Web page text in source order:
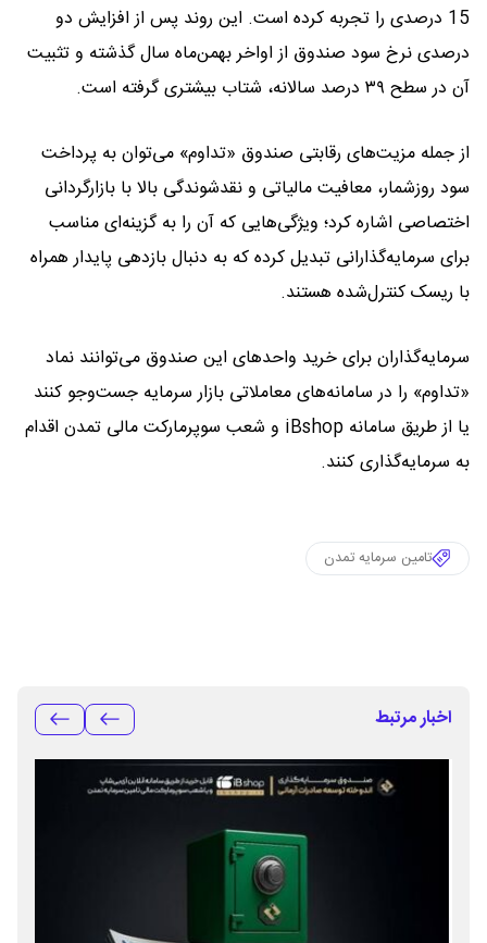
15 درصدی را تجربه کرده است. این روند پس از افزایش دو
درصدی نرخ سود صندوق از اواخر بهمن‌ماه سال گذشته و تثبیت
آن در سطح ۳۹ درصد سالانه، شتاب بیشتری گرفته است.
از جمله مزیت‌های رقابتی صندوق «تداوم» می‌توان به پرداخت
سود روزشمار، معافیت مالیاتی و نقدشوندگی بالا با بازارگردانی
اختصاصی اشاره کرد؛ ویژگی‌هایی که آن را به گزینه‌ای مناسب
برای سرمایه‌گذارانی تبدیل کرده که به دنبال بازدهی پایدار همراه
با ریسک کنترل‌شده هستند.
سرمایه‌گذاران برای خرید واحدهای این صندوق می‌توانند نماد
«تداوم» را در سامانه‌های معاملاتی بازار سرمایه جست‌وجو کنند
یا از طریق سامانه iBshop و شعب سوپرمارکت مالی تمدن اقدام
به سرمایه‌گذاری کنند.
تامین سرمایه تمدن
اخبار مرتبط